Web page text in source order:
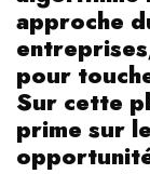
approche
pour
Sur cette
prime sur